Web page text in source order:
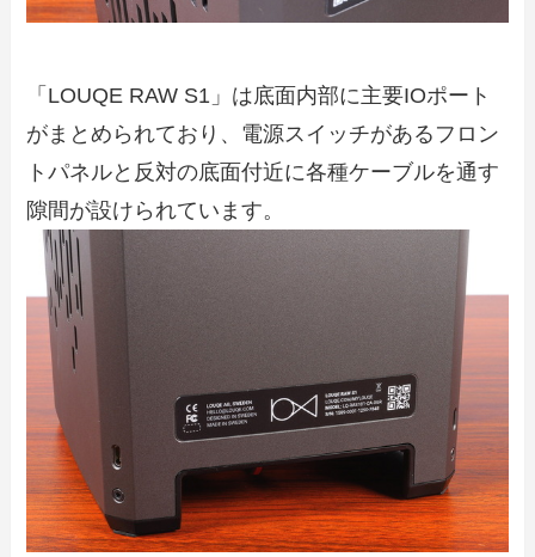
「LOUQE RAW S1」は底面内部に主要IOポート
がまとめられており、電源スイッチがあるフロン
トパネルと反対の底面付近に各種ケーブルを通す
隙間が設けられています。